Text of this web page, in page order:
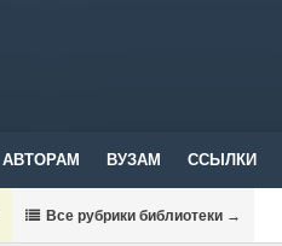
АВТОРАМ ВУЗАМ ССЫЛКИ
Все рубрики библиотеки →